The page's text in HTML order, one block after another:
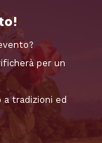
per un
tradizioni ed